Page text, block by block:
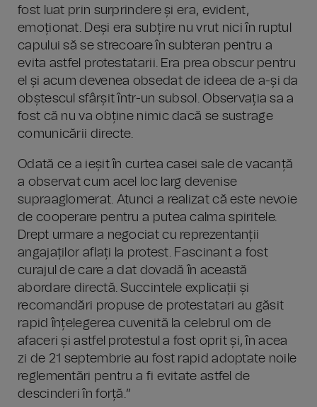
fost luat prin surprindere și era, evident,
emoționat. Deși era subțire nu vrut nici în ruptul
capului să se strecoare în subteran pentru a
evita astfel protestatarii. Era prea obscur pentru
el și acum devenea obsedat de ideea de a-și da
obștescul sfârșit într-un subsol. Observația sa a
fost că nu va obține nimic dacă se sustrage
comunicării directe.
Odată ce a ieșit în curtea casei sale de vacanță
a observat cum acel loc larg devenise
supraaglomerat. Atunci a realizat că este nevoie
de cooperare pentru a putea calma spiritele.
Drept urmare a negociat cu reprezentanții
angajaților aflați la protest. Fascinant a fost
curajul de care a dat dovadă în această
abordare directă. Succintele explicații și
recomandări propuse de protestatari au găsit
rapid înțelegerea cuvenită la celebrul om de
afaceri și astfel protestul a fost oprit și, în acea
zi de 21 septembrie au fost rapid adoptate noile
reglementări pentru a fi evitate astfel de
descinderi în forță.”